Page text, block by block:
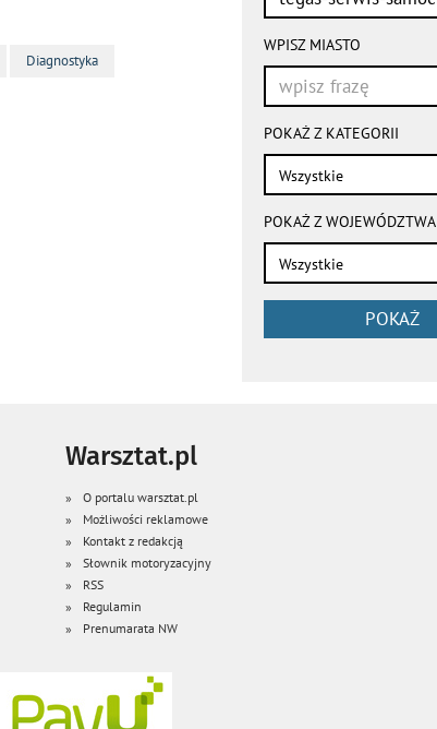
automatycznie
WPISZ MIASTO
POKAŻ Z KATEGORII
POKAŻ Z WOJEWÓDZTWA
POKAŻ
Diagnostyka
Warsztat.pl
O portalu warsztat.pl
Możliwości reklamowe
Kontakt z redakcją
Słownik motoryzacyjny
RSS
Regulamin
Prenumarata NW